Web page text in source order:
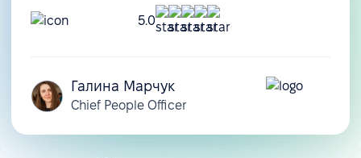
5.0
Галина Марчук
Chief People Officer